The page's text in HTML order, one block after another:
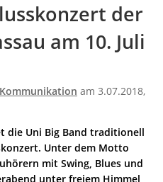
der
am 10. Juli
am 3.07.2018,
die Uni Big Band traditionell
Unter dem Motto
mit Swing, Blues und
unter freiem Himmel